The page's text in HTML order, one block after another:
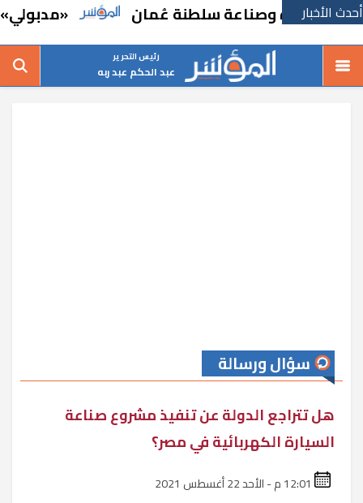
أحدث الأخباروصناعة سلطنة عُمان «مدبولي»
رئيس التحرير
عبد الحكم عبد ربه
سؤال ورسالة
هل تتراجع الدولة عن تنفيذ مشروع صناعة
السيارة الكهربائية في مصر؟